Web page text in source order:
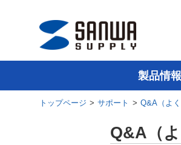
製品情報
トップページ >サポート > Q&A（よく
Q&A（よ